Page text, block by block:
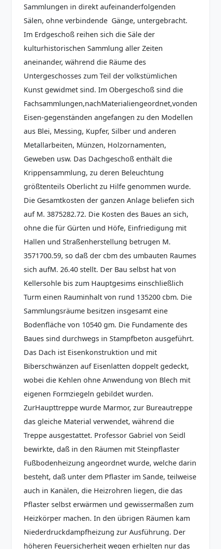
Sammlungen in direkt aufeinanderfolgenden
Sälen, ohne verbindende Gänge, untergebracht.
Im Erdgeschoß reihen sich die Säle der
kulturhistorischen Sammlung aller Zeiten
aneinander, während die Räume des
Untergeschosses zum Teil der volkstümlichen
Kunst gewidmet sind. Im Obergeschoß sind die
Fachsammlungen,nachMaterialiengeordnet,vonden
Eisen-gegenständen angefangen zu den Modellen
aus Blei, Messing, Kupfer, Silber und anderen
Metallarbeiten, Münzen, Holzornamenten,
Geweben usw. Das Dachgeschoß enthält die
Krippensammlung, zu deren Beleuchtung
größtenteils Oberlicht zu Hilfe genommen wurde.
Die Gesamtkosten der ganzen Anlage beliefen sich
auf M. 3875282.72. Die Kosten des Baues an sich,
ohne die für Gürten und Höfe, Einfriedigung mit
Hallen und Straßenherstellung betrugen M.
3571700.59, so daß der cbm des umbauten Raumes
sich aufM. 26.40 stellt. Der Bau selbst hat von
Kellersohle bis zum Hauptgesims einschließlich
Turm einen Rauminhalt von rund 135200 cbm. Die
Sammlungsräume besitzen insgesamt eine
Bodenfläche von 10540 gm. Die Fundamente des
Baues sind durchwegs in Stampfbeton ausgeführt.
Das Dach ist Eisenkonstruktion und mit
Biberschwänzen auf Eisenlatten doppelt gedeckt,
wobei die Kehlen ohne Anwendung von Blech mit
eigenen Formziegeln gebildet wurden.
ZurHaupttreppe wurde Marmor, zur Bureautreppe
das gleiche Material verwendet, während die
Treppe ausgestattet. Professor Gabriel von Seidl
bewirkte, daß in den Räumen mit Steinpflaster
Fußbodenheizung angeordnet wurde, welche darin
besteht, daß unter dem Pflaster im Sande, teilweise
auch in Kanälen, die Heizrohren liegen, die das
Pflaster selbst erwärmen und gewissermaßen zum
Heizkörper machen. In den übrigen Räumen kam
Niederdruckdampfheizung zur Ausführung. Der
höheren Feuersicherheit wegen erhielten nur das